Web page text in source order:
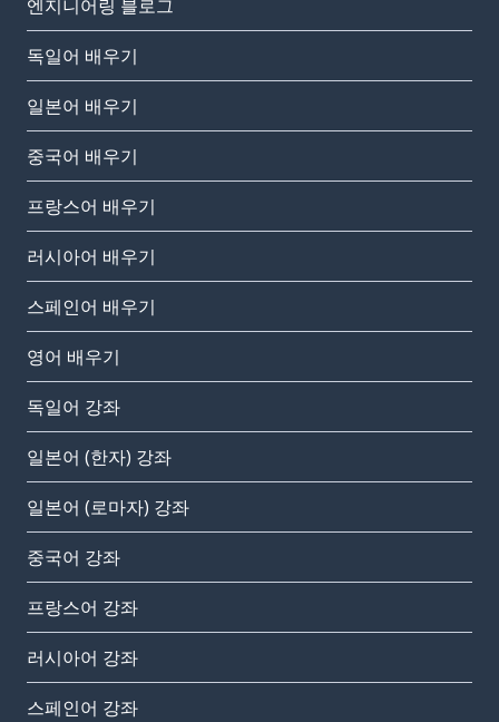
엔지니어링 블로그
독일어 배우기
일본어 배우기
중국어 배우기
프랑스어 배우기
러시아어 배우기
스페인어 배우기
영어 배우기
독일어 강좌
일본어 (한자) 강좌
일본어 (로마자) 강좌
중국어 강좌
프랑스어 강좌
러시아어 강좌
스페인어 강좌